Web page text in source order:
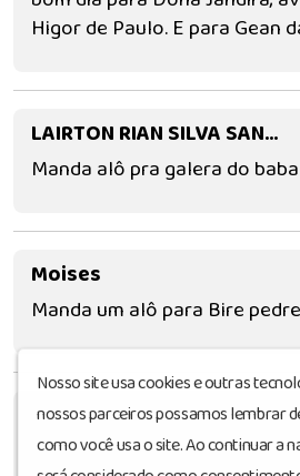
Higor de Paulo. E para Gean
LAIRTON RIAN SILVA SANTOS
Manda alô pra galera do
Moises
Manda um alô para Bire
Marco Aurélio Rego
Boa tarde mandei aí um alô
Nosso site usa cookies e outras
nossos parceiros possamos lembrar
como você usa o site. Ao continuar a